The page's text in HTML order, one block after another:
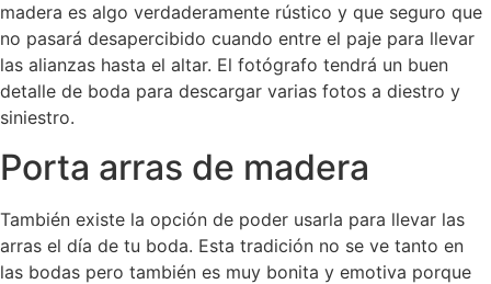
madera es algo verdaderamente rústico y que seguro que
no pasará desapercibido cuando entre el paje para llevar
las alianzas hasta el altar. El fotógrafo tendrá un buen
detalle de boda para descargar varias fotos a diestro y
siniestro.
Porta arras de madera
También existe la opción de poder usarla para llevar las
arras el día de tu boda. Esta tradición no se ve tanto en
las bodas pero también es muy bonita y emotiva porque